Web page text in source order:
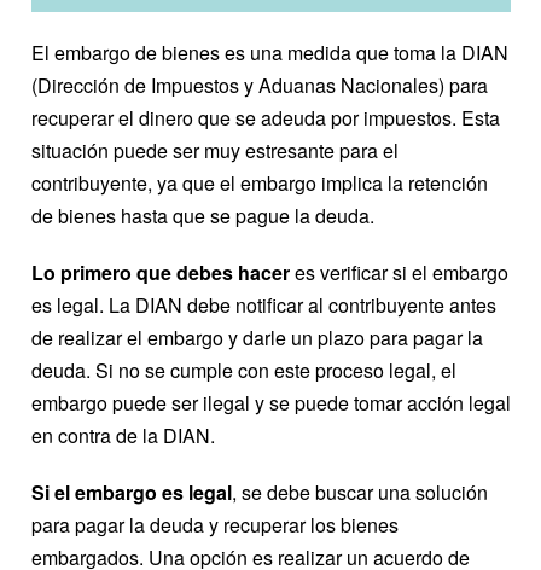
El embargo de bienes es una medida que toma la DIAN
(Dirección de Impuestos y Aduanas Nacionales) para
recuperar el dinero que se adeuda por impuestos. Esta
situación puede ser muy estresante para el
contribuyente, ya que el embargo implica la retención
de bienes hasta que se pague la deuda.
Lo primero que debes haceres verificar si el embargo
es legal. La DIAN debe notificar al contribuyente antes
de realizar el embargo y darle un plazo para pagar la
deuda. Si no se cumple con este proceso legal, el
embargo puede ser ilegal y se puede tomar acción legal
en contra de la DIAN.
Si el embargo es legal, se debe buscar una solución
para pagar la deuda y recuperar los bienes
embargados. Una opción es realizar un acuerdo de